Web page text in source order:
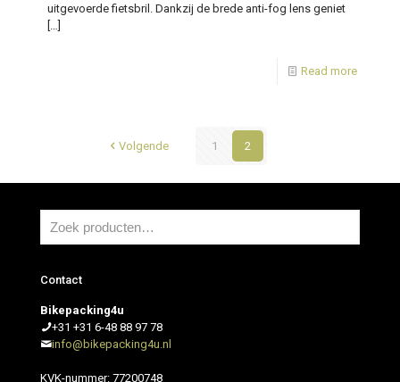
uitgevoerde fietsbril. Dankzij de brede anti-fog lens geniet
[…]
Read more
Volgende 1 2
Contact
Bikepacking4u
+31 +31 6-48 88 97 78
info@bikepacking4u.nl
KVK-nummer: 77200748